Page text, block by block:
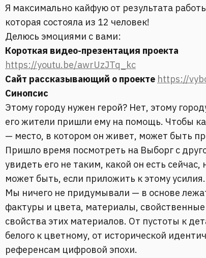
Я максимально кайфую от результата
которая состояла из 12 человек!
Делюсь эмоциями с вами:
Короткая видео-презентация проекта
https://youtu.be/awrUzJTq_kc
Сайт рассказывающий о проекте https://
Синопсис
Этому городу нужен герой? Нет, этому
его жители пришли ему на помощь. Чтобы
— место, в котором он живет, может быть
Пришло время посмотреть на Выборг с
увидеть его не таким, какой он есть сейчас,
может быть, если приложить к этому усилия.
Мы ничего не придумывали — в основе
фактуры и цвета, материалы,
свойства этих материалов. От пустоты к
белого к цветному, от исторической
референсам цифровой эпохи.